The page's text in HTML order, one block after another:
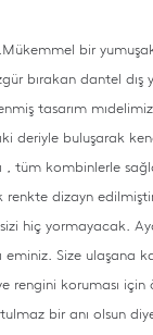
bir
bırakan dantel
tasarım
deriyle buluşarak
, tüm kombinlerle
dizayn
sizi hiç yormayacak.
eminiz. Size ulaşana
rengini koruması
bir anı olsun